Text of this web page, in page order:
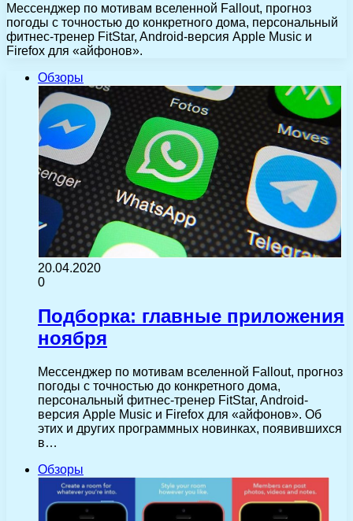
Мессенджер по мотивам вселенной Fallout, прогноз
погоды с точностью до конкретного дома, персональный
фитнес-тренер FitStar, Android-версия Apple Music и
Firefox для «айфонов».
Обзоры
20.04.2020
0
Подборка: главные приложения
ноября
Мессенджер по мотивам вселенной Fallout, прогноз
погоды с точностью до конкретного дома,
персональный фитнес-тренер FitStar, Android-
версия Apple Music и Firefox для «айфонов». Об
этих и других программных новинках, появившихся
в…
Обзоры